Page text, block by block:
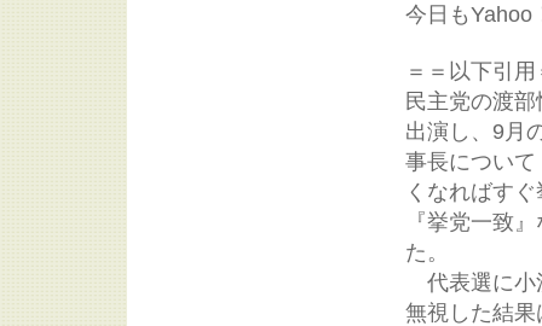
今日もYahoo
＝＝以下引
民主党の渡
出演し、9月
事長につい
くなればす
『挙党一致
た。
代表選に小
無視した結